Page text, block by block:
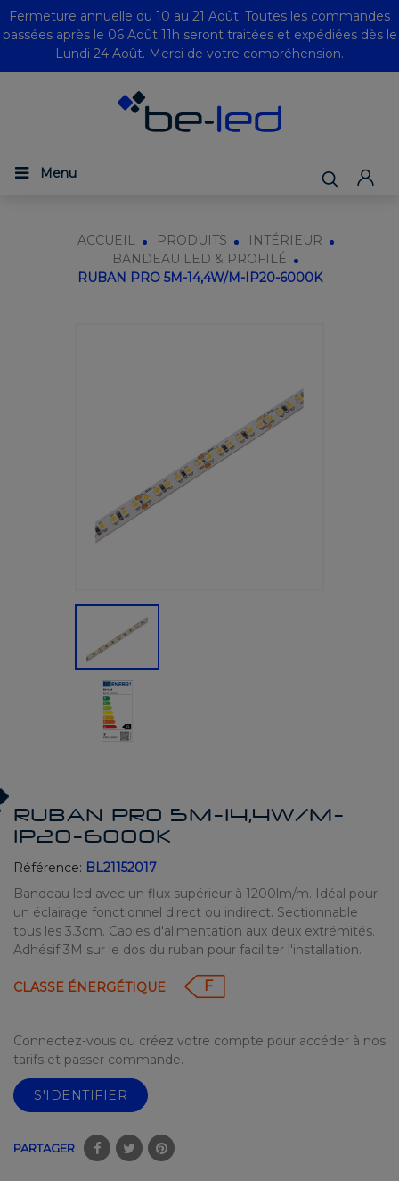
Fermeture annuelle du 10 au 21 Août. Toutes les commandes
passées après le 06 Août 11h seront traitées et expédiées dès le
Lundi 24 Août. Merci de votre compréhension.
Menu
ACCUEIL PRODUITS
INTÉRIEUR
BANDEAU LED & PROFILÉ
RUBAN PRO 5M-14,4W/M-IP20-6000K
RUBAN PRO 5M-14,4W/M-
IP20-6000K
Référence: BL21152017
Bandeau led avec un flux supérieur à 1200lm/m. Idéal pour
un éclairage fonctionnel direct ou indirect. Sectionnable
tous les 3.3cm. Cables d'alimentation aux deux extrémités.
Adhésif 3M sur le dos du ruban pour faciliter l'installation.
CLASSE ÉNERGÉTIQUE F
Connectez-vous ou créez votre compte pour accéder à nos
tarifs et passer commande.
S'IDENTIFIER
PARTAGER